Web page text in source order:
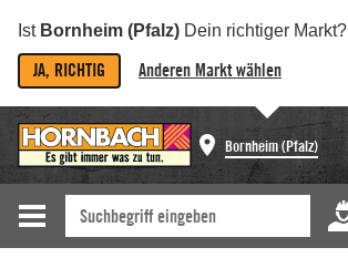
Ist Bornheim (Pfalz) Dein richtiger Markt?
JA, RICHTIG Anderen Markt wählen
Bornheim (Pfalz)